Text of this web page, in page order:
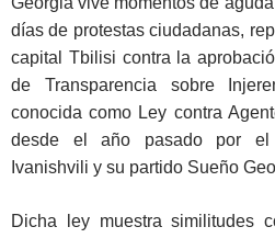
días de protestas ciudadanas,
capital Tbilisi contra la
de Transparencia sobre
conocida como Ley contra
desde el año pasado por el
Ivanishvili y su partido Sueño
Dicha ley muestra similitudes